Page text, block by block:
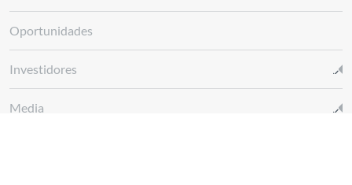
Oportunidades
Investidores
Media